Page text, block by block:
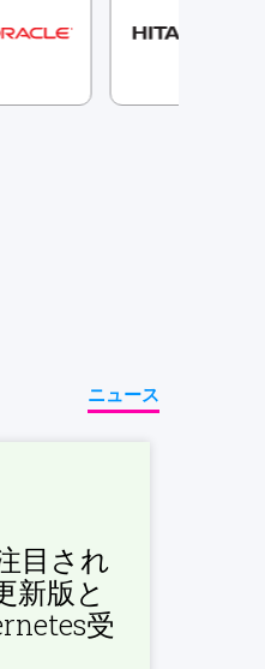
ニュース
目され
新版と
受